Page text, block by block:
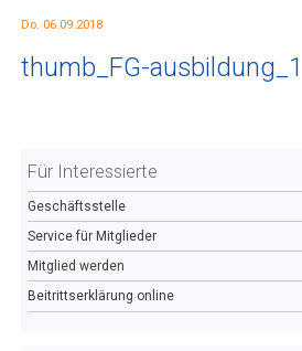
Do. 06.09.2018
thumb_FG-ausbildung_1
Für Interessierte
Geschäftsstelle
Service für Mitglieder
Mitglied werden
Beitrittserklärung online